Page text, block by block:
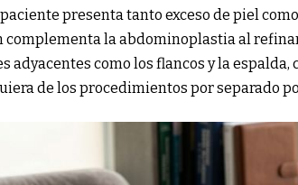
presenta tanto exceso de piel
complementa la abdominoplastia al
adyacentes como los flancos y la
de los procedimientos por separado